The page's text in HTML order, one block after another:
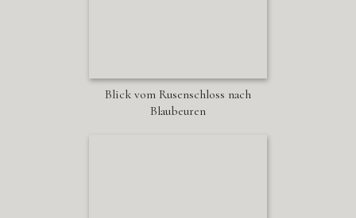
Blick vom Rusenschloss nach
Blaubeuren